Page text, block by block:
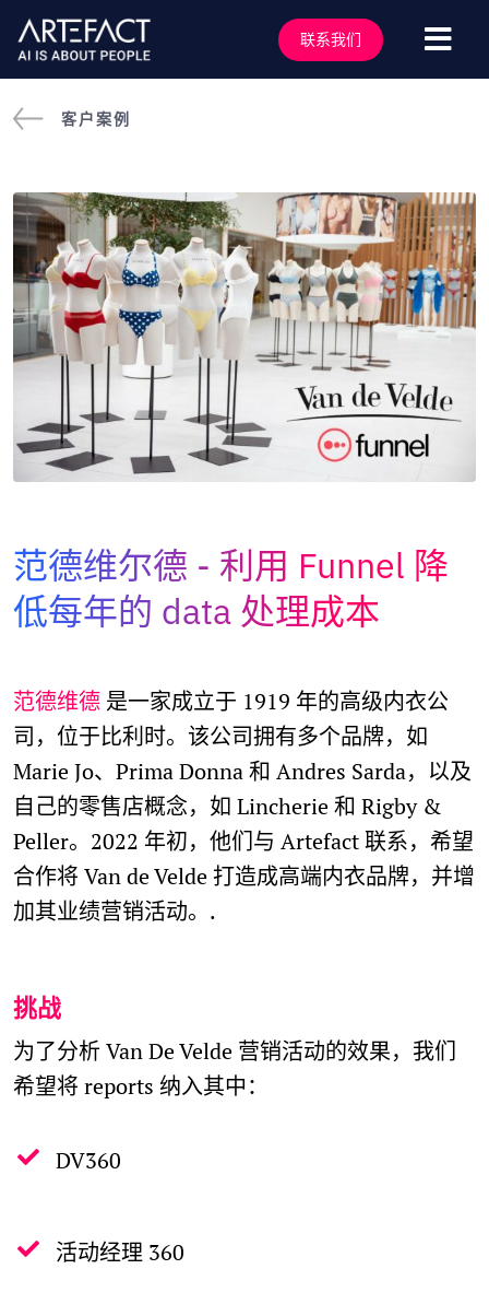
联系我们
切
航
技术能力
行业洞察
客户案例
关于我们
行业活动
加入我们
联系
索
ZH
客户案例
范德维尔德
利用 Funnel 降
低每年的 data 处理成本
范德维德 是一家成立于 1919 年的高级内衣公
司，位于比利时。该公司拥有多个品牌，如
Marie Jo、Prima Donna 和 Andres Sarda，以及
自己的零售店概念，如 Lincherie 和 Rigby &
Peller。2022 年初，他们与 Artefact 联系，希望
合作将 Van de Velde 打造成高端内衣品牌，并增
加其业绩营销活动。.
挑战
为了分析 Van De Velde 营销活动的效果，我们
希望将 reports 纳入其中：
DV360
活动经理 360